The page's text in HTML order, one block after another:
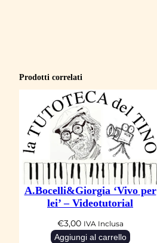
Prodotti correlati
A.Bocelli&Giorgia ‘Vivo per
lei’ – Videotutorial
€3,00 IVA Inclusa
Aggiungi al carrello